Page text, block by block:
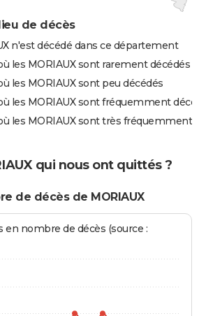
de décès
n'est décédé dans ce département
les MORIAUX sont rarement décédés
les MORIAUX sont peu décédés
les MORIAUX sont fréquemment
les MORIAUX sont très fréquemment
qui nous ont quittés ?
de décès de MORIAUX
en nombre de décès (source :